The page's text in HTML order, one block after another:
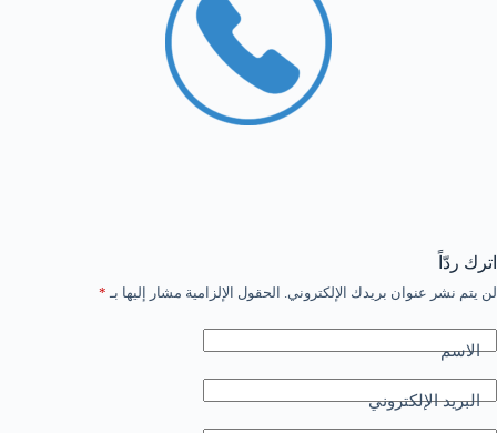
اترك ردّاً
لن يتم نشر عنوان بريدك الإلكتروني. الحقول الإلزامية مشار إليها بـ *
الاسم
البريد الإلكتروني